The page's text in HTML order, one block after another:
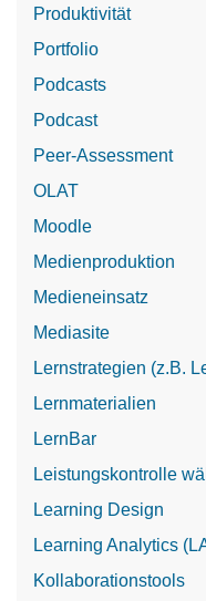
Produktivität
Portfolio
Podcasts
Podcast
Peer-Assessment
OLAT
Moodle
Medienproduktion
Medieneinsatz
Mediasite
Lernstrategien (z.B.
Lernmaterialien
LernBar
Leistungskontrolle
Learning Design
Learning Analytics
Kollaborationstools